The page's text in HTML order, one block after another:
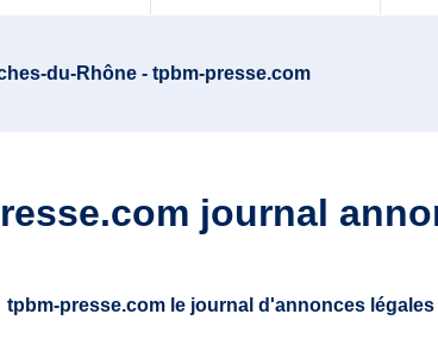
du-Rhône - tpbm-presse.com
journal
tpbm-presse.com le journal d'annonces